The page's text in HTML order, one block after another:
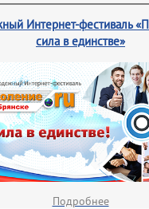
Интернет-фестиваль
сила в единстве»
Подробнее